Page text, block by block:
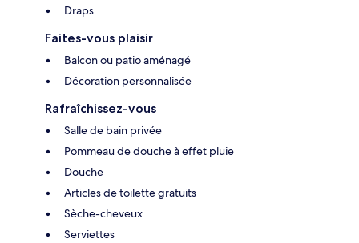
Draps
Faites-vous plaisir
Balcon ou patio aménagé
Décoration personnalisée
Rafraîchissez-vous
Salle de bain privée
Pommeau de douche à effet pluie
Douche
Articles de toilette gratuits
Sèche-cheveux
Serviettes